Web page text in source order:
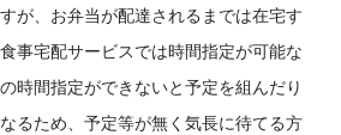
が、お弁当が配達されるまでは在宅す
事宅配サービスでは時間指定が可能な
時間指定ができないと予定を組んだり
るため、予定等が無く気長に待てる方